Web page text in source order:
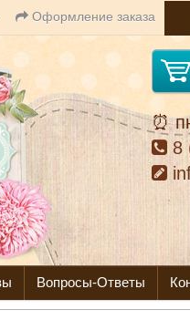
Оформление заказа
⏰
8
Вопросы-Ответы